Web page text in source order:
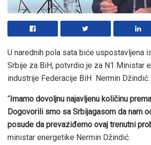
U narednih pola sata biće uspostavljena
Srbije za BiH, potvrdio je za N1 Ministar
industrije Federacije BiH Nermin Džindić.
“Imamo dovoljnu najavljenu količinu
Dogovorili smo sa Srbijagasom da nam
posude da prevaziđemo ovaj trenutni
ministar energetike Nermin Džindić.